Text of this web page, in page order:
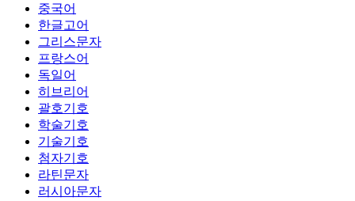
중국어
한글고어
그리스문자
프랑스어
독일어
히브리어
괄호기호
학술기호
기술기호
첨자기호
라틴문자
러시아문자